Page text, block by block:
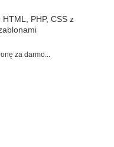
PHP, CSS z
za darmo...